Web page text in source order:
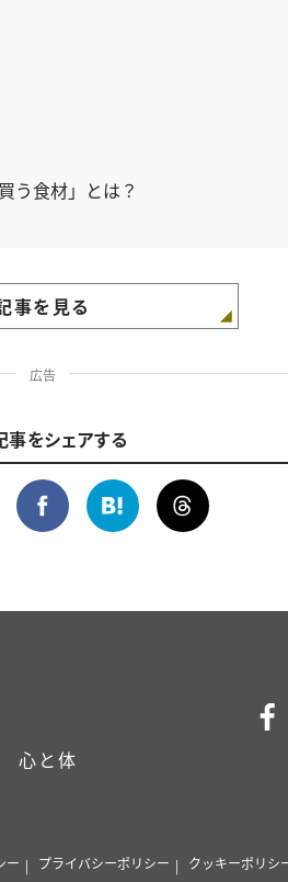
う食材」とは？
事を見る
広告
事をシェアする
心と体
ー プライバシーポリシー クッキーポリシ